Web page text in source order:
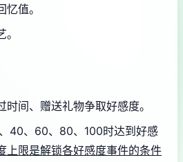
值。
间、赠送礼物争取好感度。
40、60、80、100时达到好感
上限是解锁各好感度事件的条件